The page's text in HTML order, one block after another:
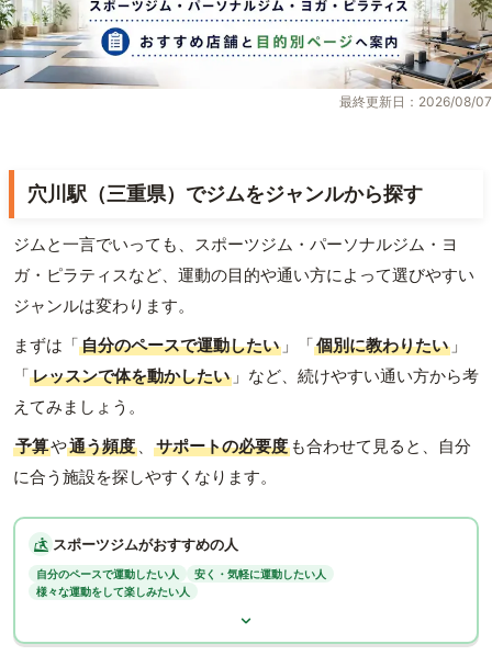
最終更新日：2026/08/07
穴川駅（三重県）でジムをジャンルから探す
ジムと一言でいっても、スポーツジム・パーソナルジム・ヨ
ガ・ピラティスなど、運動の目的や通い方によって選びやすい
ジャンルは変わります。
まずは「自分のペースで運動したい 」「個別に教わりたい 」
「レッスンで体を動かしたい 」など、続けやすい通い方から考
えてみましょう。
予算や通う頻度 、 サポートの必要度 も合わせて見ると、自分
に合う施設を探しやすくなります。
スポーツジムがおすすめの人
自分のペースで運動したい人
安く・気軽に運動したい人
様々な運動をして楽しみたい人